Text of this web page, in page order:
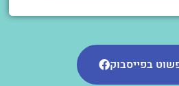
בפייסבוק